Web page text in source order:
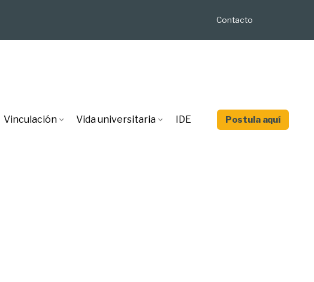
Contacto
Vinculación Vida universitaria IDE Postula aquí